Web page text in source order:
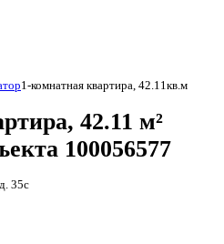
42.11